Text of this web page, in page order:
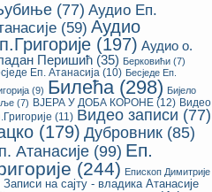
(77) Аудио Еп.
(59) Аудио
(197) Аудио о.
Перишић (35) Берковићи (7)
Еп. Атанасија (10) Бесједе Еп.
(9) Билећа(298) Бијело
(7) ВЈЕРА У ДОБА КОРОНЕ (12) Видео
(11) Видео записи (77)
(179) Дубровник (85)
Атанасије (99) Еп.
(244) Епископ Димитрије
Записи на сајту - владика Атанасије